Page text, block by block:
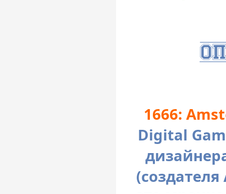
1666:
Digital